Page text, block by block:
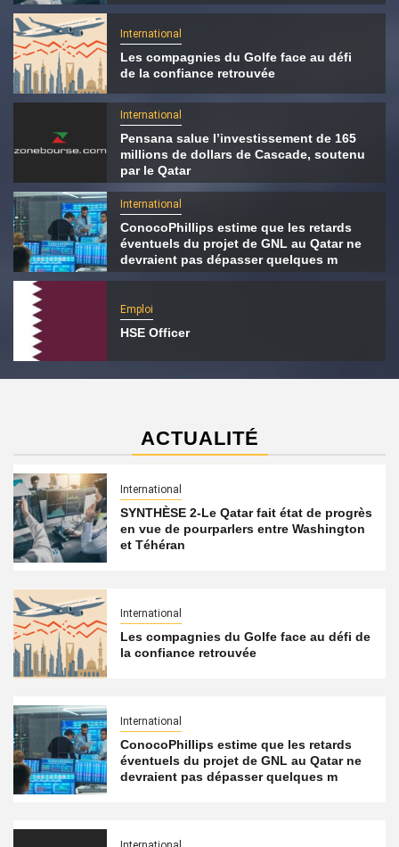
International
Les compagnies du Golfe face au défi
de la confiance retrouvée
International
Pensana salue l’investissement de 165
millions de dollars de Cascade, soutenu
par le Qatar
International
ConocoPhillips estime que les retards
éventuels du projet de GNL au Qatar ne
devraient pas dépasser quelques m
Emploi
HSE Officer
ACTUALITÉ
International
SYNTHÈSE 2-Le Qatar fait état de progrès
en vue de pourparlers entre Washington
et Téhéran
International
Les compagnies du Golfe face au défi de
la confiance retrouvée
International
ConocoPhillips estime que les retards
éventuels du projet de GNL au Qatar ne
devraient pas dépasser quelques m